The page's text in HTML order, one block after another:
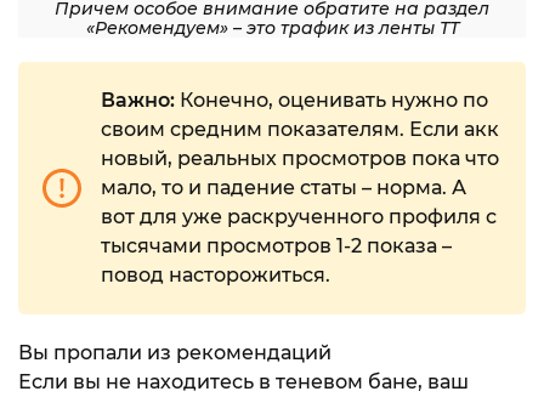
Причем особое внимание обратите на раздел
«Рекомендуем» – это трафик из ленты ТТ
Важно: Конечно, оценивать нужно по
своим средним показателям. Если акк
новый, реальных просмотров пока что
мало, то и падение статы – норма. А
вот для уже раскрученного профиля с
тысячами просмотров 1-2 показа –
повод насторожиться.
Вы пропали из рекомендаций
Если вы не находитесь в теневом бане, ваш